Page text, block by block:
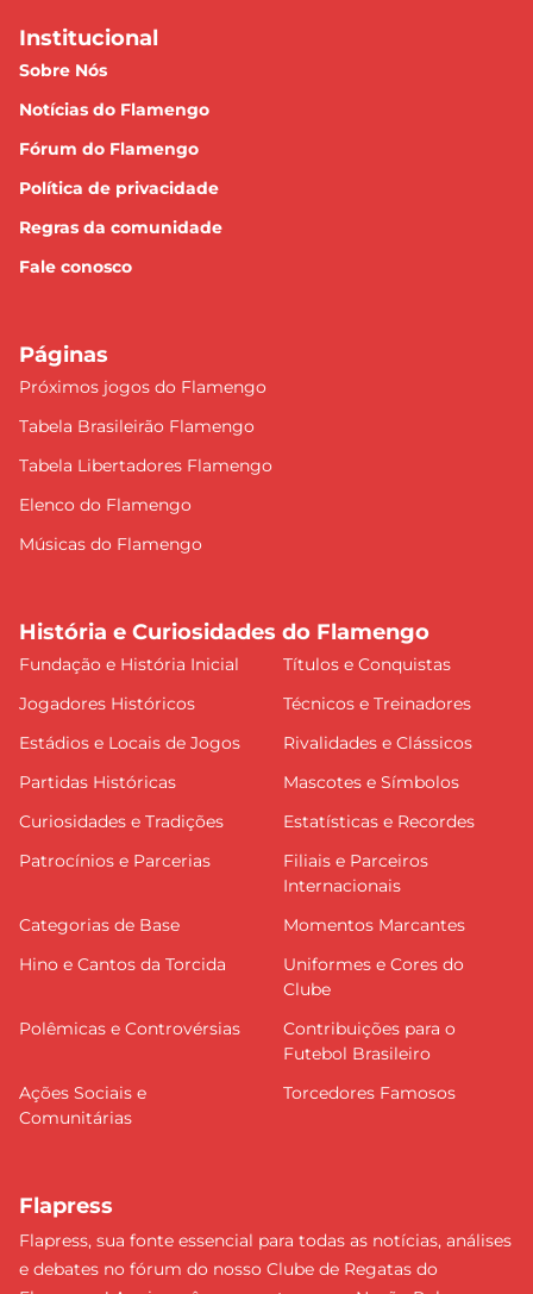
Institucional
Sobre Nós
Notícias do Flamengo
Fórum do Flamengo
Política de privacidade
Regras da comunidade
Fale conosco
Páginas
Próximos jogos do Flamengo
Tabela Brasileirão Flamengo
Tabela Libertadores Flamengo
Elenco do Flamengo
Músicas do Flamengo
História e Curiosidades do Flamengo
Fundação e História Inicial
Títulos e Conquistas
Jogadores Históricos
Técnicos e Treinadores
Estádios e Locais de Jogos
Rivalidades e Clássicos
Partidas Históricas
Mascotes e Símbolos
Curiosidades e Tradições
Estatísticas e Recordes
Patrocínios e Parcerias
Filiais e Parceiros
Internacionais
Categorias de Base
Momentos Marcantes
Hino e Cantos da Torcida
Uniformes e Cores do
Clube
Polêmicas e Controvérsias
Contribuições para o
Futebol Brasileiro
Ações Sociais e
Comunitárias
Torcedores Famosos
Flapress
Flapress, sua fonte essencial para todas as notícias, análises
e debates no fórum do nosso Clube de Regatas do